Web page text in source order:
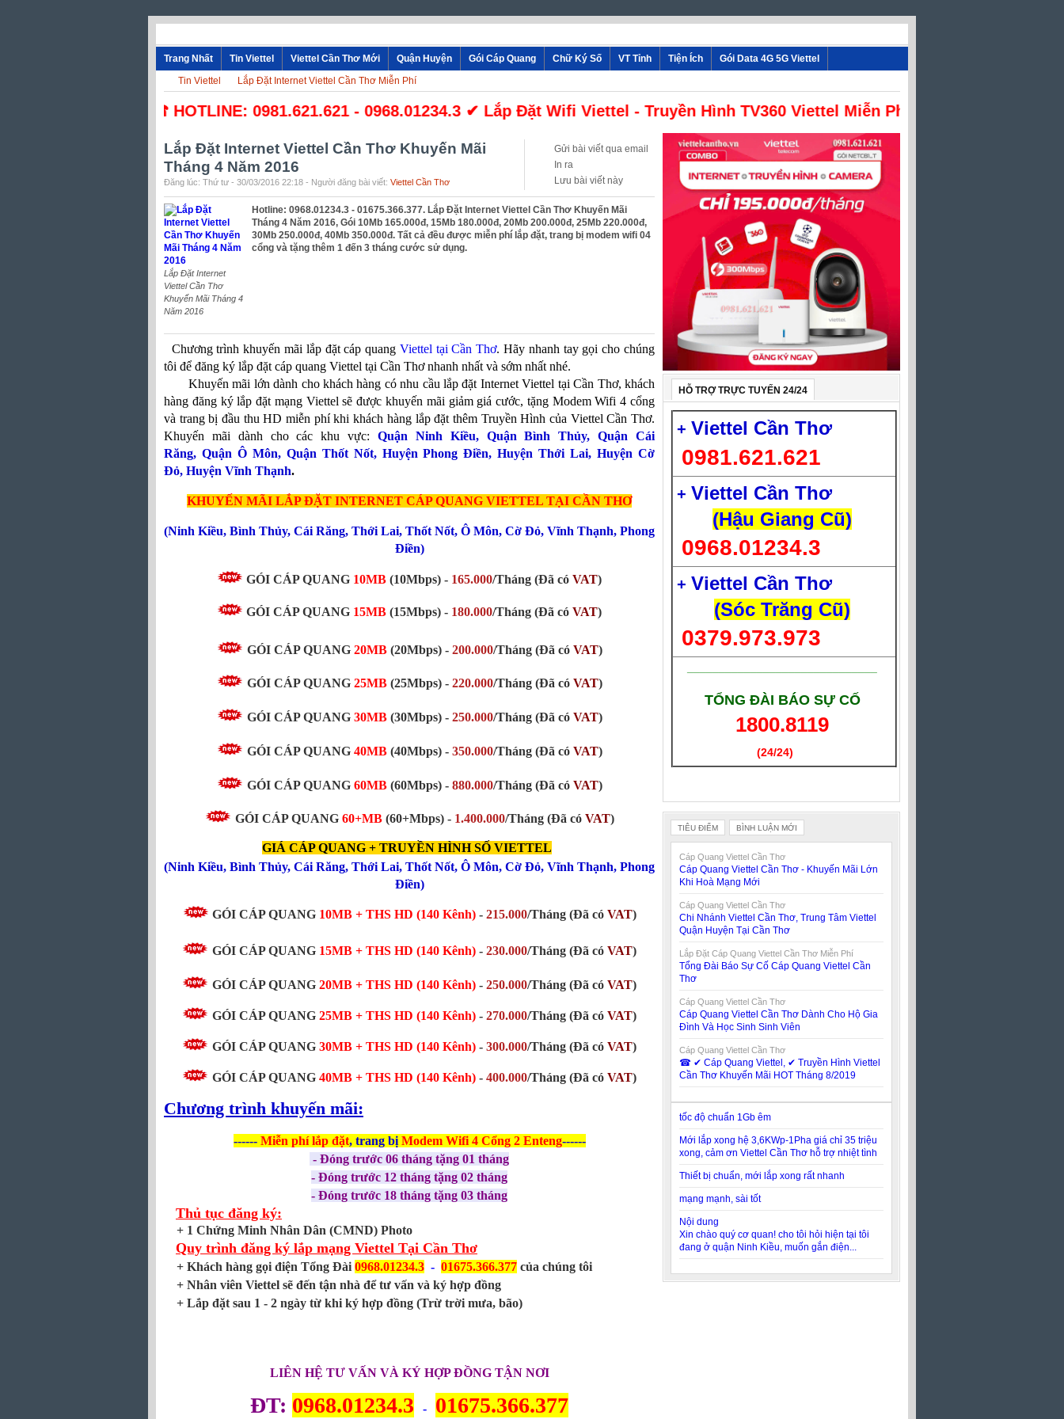
Trang Nhất Tin Viettel Viettel Cần Thơ Mới Quận Huyện Gói Cáp Quang Chữ Ký Số VT Tỉnh Tiện Ích
Gói Data 4G 5G Viettel
Tin Viettel
Lắp Đặt Internet Viettel Cần Thơ Miễn Phí
☎ HOTLINE: 0981.621.621 - 0968.01234.3 ✔ Lắp Đặt Wifi Viettel - Truyền Hình TV360 Viettel Miễn Phí
Gửi bài viết qua email
In ra
Lưu bài viết này
Lắp Đặt Internet Viettel Cần Thơ Khuyến Mãi
Tháng 4 Năm 2016
Đăng lúc: Thứ tư - 30/03/2016 22:18 - Người đăng bài viết: Viettel Cần Thơ
Lắp Đặt Internet
Viettel Cần Thơ
Khuyến Mãi Tháng 4
Năm 2016
Hotline: 0968.01234.3 - 01675.366.377. Lắp Đặt Internet Viettel Cần Thơ Khuyến Mãi
Tháng 4 Năm 2016, Gói 10Mb 165.000đ, 15Mb 180.000đ, 20Mb 200.000đ, 25Mb 220.000đ,
30Mb 250.000đ, 40Mb 350.000đ. Tất cả đều được miễn phí lắp đặt, trang bị modem wifi 04
cổng và tặng thêm 1 đến 3 tháng cước sử dụng.
Chương trình khuyến mãi lắp đặt cáp quang Viettel tại Cần Thơ. Hãy nhanh tay gọi cho chúng
tôi để đăng ký lắp đặt cáp quang Viettel tại Cần Thơ nhanh nhất và sớm nhất nhé.
Khuyến mãi lớn dành cho khách hàng có nhu cầu lắp đặt Internet Viettel tại Cần Thơ, khách
hàng đăng ký lắp đặt mạng Viettel sẽ được khuyến mãi giảm giá cước, tặng Modem Wifi 4 cổng
và trang bị đầu thu HD miễn phí khi khách hàng lắp đặt thêm Truyền Hình của Viettel Cần Thơ.
Khuyến mãi dành cho các khu vực:
Quận Ninh Kiều, Quận Bình Thủy,Quận Cái
Răng, Quận Ô Môn, Quận Thốt Nốt, Huyện Phong Điền,Huyện Thới Lai,Huyện Cờ
Đỏ, Huyện Vĩnh Thạnh.
KHUYẾN MÃI LẮP ĐẶT INTERNET CÁP QUANG VIETTEL TẠI CẦN THƠ
(Ninh Kiều, Bình Thủy, Cái Răng, Thới Lai, Thốt Nốt, Ô Môn, Cờ Đỏ, Vĩnh Thạnh, Phong
Điền)
GÓI CÁP QUANG 10MB (10Mbps) - 165.000/Tháng (Đã có VAT)
GÓI CÁP QUANG 15MB (15Mbps) - 180.000/Tháng (Đã có VAT)
GÓI CÁP QUANG 20MB (20Mbps) - 200.000/Tháng (Đã có VAT)
GÓI CÁP QUANG 25MB (25Mbps) - 220.000/Tháng (Đã có VAT)
GÓI CÁP QUANG 30MB (30Mbps) - 250.000/Tháng (Đã có VAT)
GÓI CÁP QUANG 40MB (40Mbps) - 350.000/Tháng (Đã có VAT)
GÓI CÁP QUANG 60MB (60Mbps) - 880.000/Tháng (Đã có VAT)
GÓI CÁP QUANG 60+MB (60+Mbps) - 1.400.000/Tháng (Đã có VAT)
GIÁ CÁP QUANG + TRUYỀN HÌNH SỐ VIETTEL
(Ninh Kiều, Bình Thủy, Cái Răng, Thới Lai, Thốt Nốt, Ô Môn, Cờ Đỏ, Vĩnh Thạnh, Phong
Điền)
GÓI CÁP QUANG 10MB + THS HD (140 Kênh)- 215.000/Tháng (Đã có VAT)
GÓI CÁP QUANG 15MB + THS HD (140 Kênh) - 230.000/Tháng (Đã có VAT)
GÓI CÁP QUANG 20MB + THS HD (140 Kênh) - 250.000/Tháng (Đã có VAT)
GÓI CÁP QUANG 25MB + THS HD (140 Kênh) - 270.000/Tháng (Đã có VAT)
GÓI CÁP QUANG 30MB + THS HD (140 Kênh) - 300.000/Tháng (Đã có VAT)
GÓI CÁP QUANG 40MB + THS HD (140 Kênh) - 400.000/Tháng (Đã có VAT)
Chương trình khuyến mãi:
------ Miễn phílắp đặt, trang bị Modem Wifi 4 Cổng 2 Enteng------
- Đóng trước 06 tháng tặng 01 tháng
- Đóng trước 12 tháng tặng 02 tháng
- Đóng trước 18 tháng tặng 03 tháng
Thủ tục đăng ký:
+ 1 Chứng Minh Nhân Dân (CMND) Photo
Quy trình đăng ký lắp mạng Viettel Tại Cần Thơ
+ Khách hàng gọi điện Tổng Đài 0968.01234.3 - 01675.366.377 của chúng tôi
+ Nhân viên Viettel sẽ đến tận nhà để tư vấn và ký hợp đồng
+ Lắp đặt sau 1 - 2 ngày từ khi ký hợp đồng (Trừ trời mưa, bão)
LIÊN HỆ TƯ VẤN VÀ KÝ HỢP ĐỒNG TẬN NƠI
ĐT: 0968.01234.3 - 01675.366.377
HỖ TRỢ TRỰC TUYẾN 24/24
+ Viettel Cần Thơ
0981.621.621
+ Viettel Cần Thơ
(Hậu Giang Cũ)
0968.01234.3
+ Viettel Cần Thơ
(Sóc Trăng Cũ)
0379.973.973
TỔNG ĐÀI BÁO SỰ CỐ
1800.8119
(24/24)
TIÊU ĐIỂM BÌNH LUẬN MỚI
Cáp Quang Viettel Cần Thơ
Cáp Quang Viettel Cần Thơ - Khuyến Mãi Lớn
Khi Hoà Mạng Mới
Cáp Quang Viettel Cần Thơ
Chi Nhánh Viettel Cần Thơ, Trung Tâm Viettel
Quận Huyện Tại Cần Thơ
Lắp Đặt Cáp Quang Viettel Cần Thơ Miễn Phí
Tổng Đài Báo Sự Cố Cáp Quang Viettel Cần
Thơ
Cáp Quang Viettel Cần Thơ
Cáp Quang Viettel Cần Thơ Dành Cho Hộ Gia
Đình Và Học Sinh Sinh Viên
Cáp Quang Viettel Cần Thơ
☎ ✔‎ Cáp Quang Viettel, ✔‎ Truyền Hình Viettel
Cần Thơ Khuyến Mãi HOT Tháng 8/2019
tốc độ chuẩn 1Gb êm
Mới lắp xong hệ 3,6KWp-1Pha giá chỉ 35 triệu
xong, cảm ơn Viettel Cần Thơ hỗ trợ nhiệt tình
Thiết bị chuẩn, mới lắp xong rất nhanh
mạng mạnh, sài tốt
Nội dung
Xin chào quý cơ quan! cho tôi hỏi hiện tại tôi
đang ở quận Ninh Kiều, muốn gắn điện...